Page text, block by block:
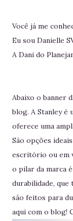
Você já me
Eu sou Danielle
A Dani do
Abaixo o banner
blog. A Stanley é
oferece uma
São opções
escritório ou em
o pilar da marca
durabilidade,
são feitos para
aqui com o blog!